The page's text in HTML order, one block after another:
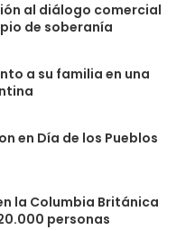
al diálogo comercial
de soberanía
a su familia en una
en Día de los Pueblos
la Columbia Británica
personas